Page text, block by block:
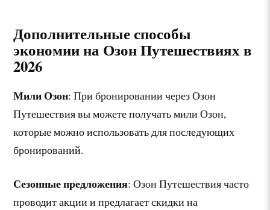
Дополнительные способы
экономии на Озон Путешествиях в
2026
Мили Озон: При бронировании через Озон
Путешествия вы можете получать мили Озон,
которые можно использовать для последующих
бронирований.
Сезонные предложения: Озон Путешествия часто
проводит акции и предлагает скидки на